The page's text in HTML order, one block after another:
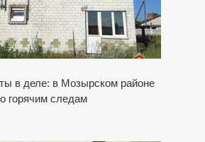
в деле: в Мозырском районе
горячим следам